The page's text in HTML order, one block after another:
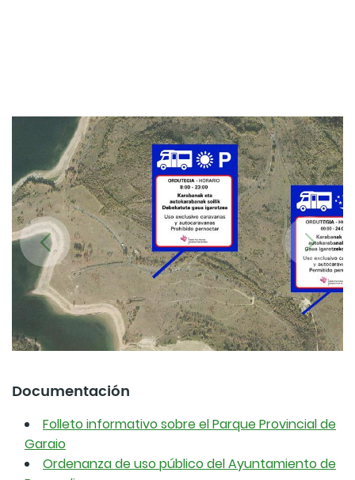
Documentación
Folleto informativo sobre el Parque Provincial de
Garaio
Ordenanza de uso público del Ayuntamiento de